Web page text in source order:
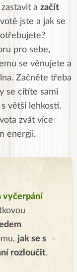
a začít
jste a jak se
pro sebe,
se věnujete a
Začněte třeba
se cítíte sami
větší lehkostí.
zvát více
energii.
vyčerpání
jak se s
rozloučit.